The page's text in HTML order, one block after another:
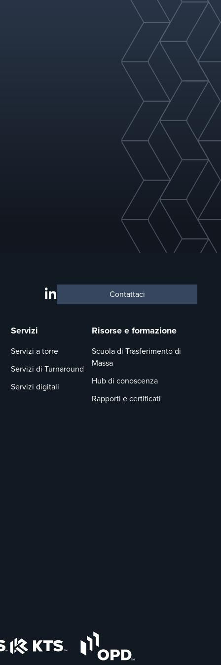
Contattaci
Servizi
Servizi a torre
Servizi di Turnaround
Servizi digitali
Risorse e formazione
Scuola di Trasferimento di
Massa
Hub di conoscenza
Rapporti e certificati